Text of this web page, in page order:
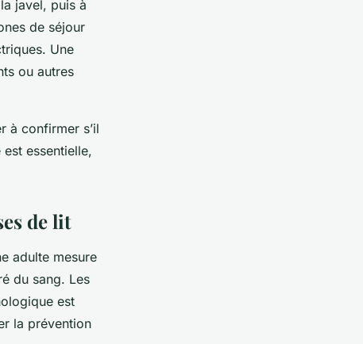
javel, puis à
de séjour
Une
ou autres
à confirmer s’il
est essentielle,
de lit
adulte mesure
du sang. Les
est
la prévention